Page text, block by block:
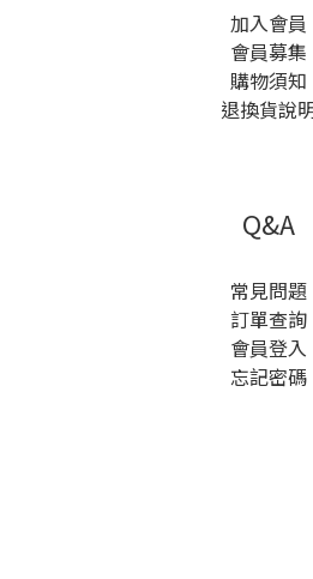
加入會員
會員募集
購物須知
退換貨說
Q&A
常見問題
訂單查詢
會員登入
忘記密碼